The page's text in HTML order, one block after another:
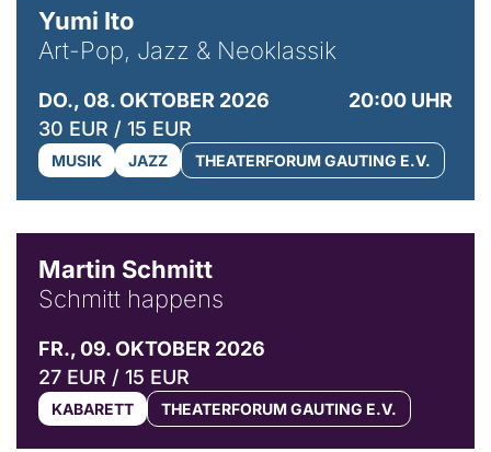
Yumi Ito
Art-Pop, Jazz & Neoklassik
DO., 08. OKTOBER 2026
20:00 UHR
30 EUR / 15 EUR
MUSIK JAZZ THEATERFORUM GAUTING E.V.
Martin Schmitt
Schmitt happens
FR., 09. OKTOBER 2026
27 EUR / 15 EUR
KABARETT THEATERFORUM GAUTING E.V.